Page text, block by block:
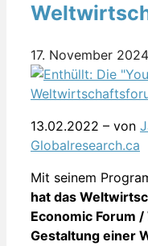
17. November 2024
13.02.2022 – von
Globalresearch.ca
Mit seinem
hat das
Economic Forum
Gestaltung einer